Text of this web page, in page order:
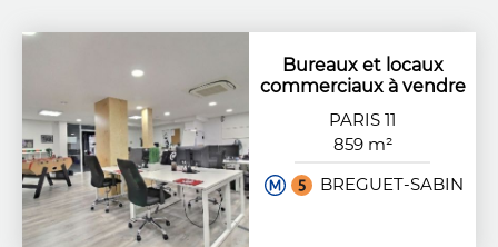
Bureaux et locaux
commerciaux à vendre
PARIS 11
859 m²
BREGUET-SABIN